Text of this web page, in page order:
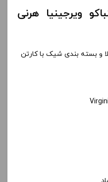
ویرجینیا هرنی
و بسته بندی شیک با کارتن